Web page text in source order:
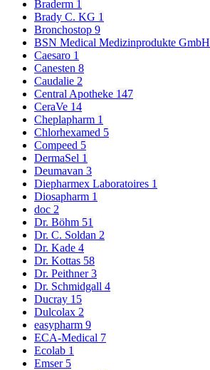
Braderm 1
Brady C. KG 1
Bronchostop 9
BSN Medical Medizinprodukte GmbH
Caesaro 1
Canesten 8
Caudalie 2
Central Apotheke 147
CeraVe 14
Cheplapharm 1
Chlorhexamed 5
Compeed 5
DermaSel 1
Deumavan 3
Diepharmex Laboratoires 1
Diosapharm 1
doc 2
Dr. Böhm 51
Dr. C. Soldan 2
Dr. Kade 4
Dr. Kottas 58
Dr. Peithner3
Dr. Schmidgall 4
Ducray 15
Dulcolax 2
easypharm 9
ECA-Medical 7
Ecolab 1
Emser 5